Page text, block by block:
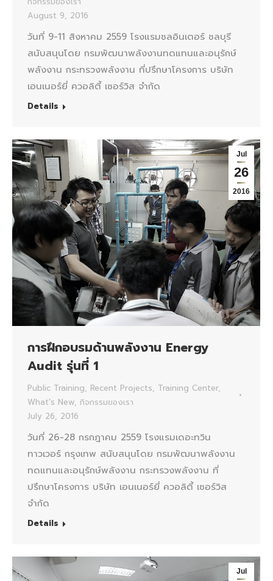
August 9, 2016
วันที่ 9-11 สิงหาคม 2559 โรงแรมชลอินเตอร์ ชลบุรี
สนับสนุนโดย กรมพัฒนาพลังงานทดแทนและอนุรักษ์
พลังงาน กระทรวงพลังงาน ที่ปรึกษาโครงการ บริษัท
เอนเนอร์ยี่ ควอลิตี้ เซอร์วิส จำกัด
Details
Jul
26
2016
การฝึกอบรมด้านพลังงาน Energy
Audit รุ่นที่ 1
Public Training, Recent Projects, Training Center,
What's New, กิจกรรมของเรา
July 26, 2016
วันที่ 26-28 กรกฎาคม 2559 โรงแรมเดอะทวิน
ทาวเวอร์ กรุงเทพ สนับสนุนโดย กรมพัฒนาพลังงาน
ทดแทนและอนุรักษ์พลังงาน กระทรวงพลังงาน ที่
ปรึกษาโครงการ บริษัท เอนเนอร์ยี่ ควอลิตี้ เซอร์วิส
จำกัด
Details
Jul